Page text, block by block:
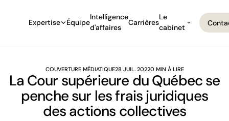
Expertise Équipe
Intelligence
d'affaires
Carrières
Le
cabinet
COUVERTURE MÉDIATIQUE28 JUIL. 20220 MIN À LIRE
La Cour supérieure du Québec se
penche sur les frais juridiques
des actions collectives